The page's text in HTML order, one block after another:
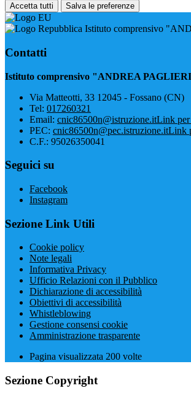
Accetta tutti Salva le preferenze
Istituto comprensivo
Contatti
Istituto comprensivo "ANDREA
Via Matteotti, 33 12045 - Fossano (CN)
Tel: 017260321
Email: cnic86500n@istruzione.itLink per
PEC: cnic86500n@pec.istruzione.itLink
C.F.: 95026350041
Seguici su
Facebook
Instagram
Sezione Link Utili
Cookie policy
Note legali
Informativa Privacy
Ufficio Relazioni con il Pubblico
Dichiarazione di accessibilità
Obiettivi di accessibilità
Whistleblowing
Gestione consensi cookie
Amministrazione trasparente
Pagina visualizzata 200 volte
Sezione Copyright